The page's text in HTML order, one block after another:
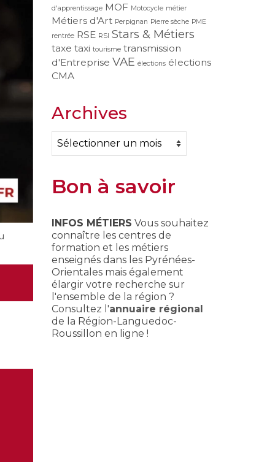
d'apprentissage MOF Motocycle métier
Métiers d'Art Perpignan Pierre sèche PME
rentrée RSE RSI Stars & Métiers
taxe taxi tourisme transmission
d'Entreprise VAE élections élections
CMA
Archives
Archives
Bon à savoir
INFOS MÉTIERS Vous souhaitez
connaître les centres de
formation et les métiers
enseignés dans les Pyrénées-
Orientales mais également
élargir votre recherche sur
l'ensemble de la région ?
Consultez l'annuaire régional
de la Région-Languedoc-
Roussillon en ligne !